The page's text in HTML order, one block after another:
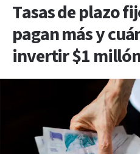
Tasas de plazo
pagan más y
invertir $1